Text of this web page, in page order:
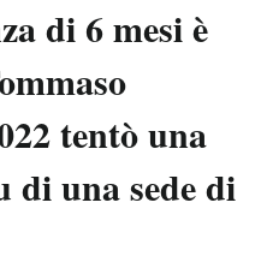
Consumismi
Storie/Idee
di 6 mesi è
tentò una
di una sede di